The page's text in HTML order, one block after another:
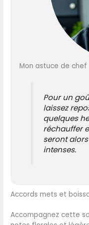
Mon astuce de chef
Pour un
laissez
quelques
réchauffer
seront
intenses.
Accords mets et
Accompagnez cette